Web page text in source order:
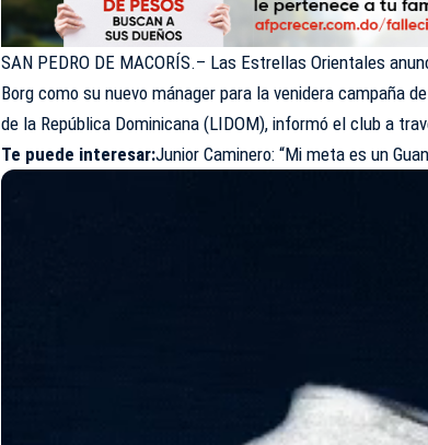
SAN PEDRO DE MACORÍS.– Las Estrellas Orientales
Borg como su nuevo mánager para la venidera campaña
de la República Dominicana (LIDOM), informó el club a
Te puede interesar:Junior Caminero: “Mi meta es un